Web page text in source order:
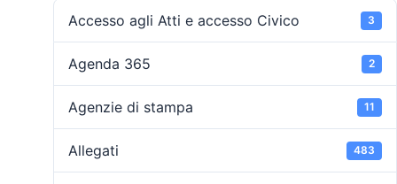
Accesso agli Atti e accesso Civico 3
Agenda 365 2
Agenzie di stampa 11
Allegati 483